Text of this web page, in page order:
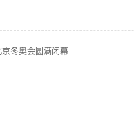
京冬奥会圆满闭幕